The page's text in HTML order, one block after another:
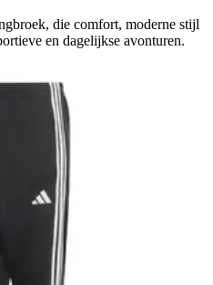
die comfort, moderne stijl
en dagelijkse avonturen.